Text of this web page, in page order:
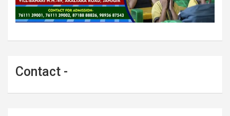
Contact -